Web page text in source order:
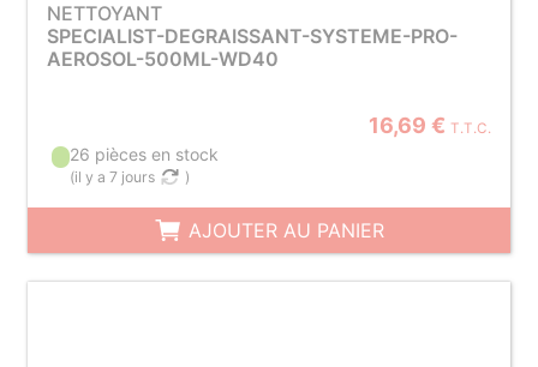
NETTOYANT
SPECIALIST-DEGRAISSANT-SYSTEME-PRO-
AEROSOL-500ML-WD40
16,69 € T.T.C.
26 pièces en stock
(il y a 7 jours )
AJOUTER AU PANIER